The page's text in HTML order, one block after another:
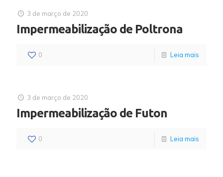
3 de março de 2020
Impermeabilização de Poltrona
0 Leia mais
3 de março de 2020
Impermeabilização de Futon
0 Leia mais